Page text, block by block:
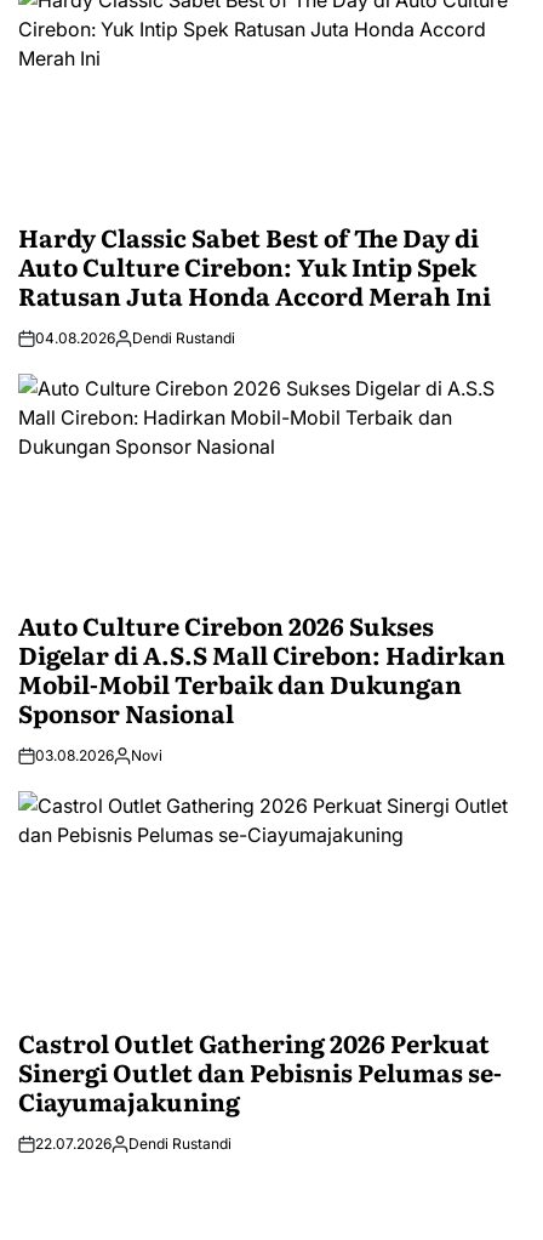
Hardy Classic Sabet Best of The Day di
Auto Culture Cirebon: Yuk Intip Spek
Ratusan Juta Honda Accord Merah Ini
04.08.2026 Dendi Rustandi
Auto Culture Cirebon 2026 Sukses
Digelar di A.S.S Mall Cirebon: Hadirkan
Mobil-Mobil Terbaik dan Dukungan
Sponsor Nasional
03.08.2026 Novi
Castrol Outlet Gathering 2026 Perkuat
Sinergi Outlet dan Pebisnis Pelumas se-
Ciayumajakuning
22.07.2026 Dendi Rustandi